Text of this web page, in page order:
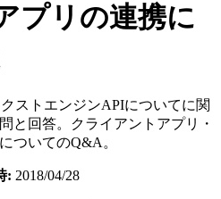
プリの連携に
ストエンジンAPIについてに関
と回答。クライアントアプリ・
ついてのQ&A。
: 2018/04/28